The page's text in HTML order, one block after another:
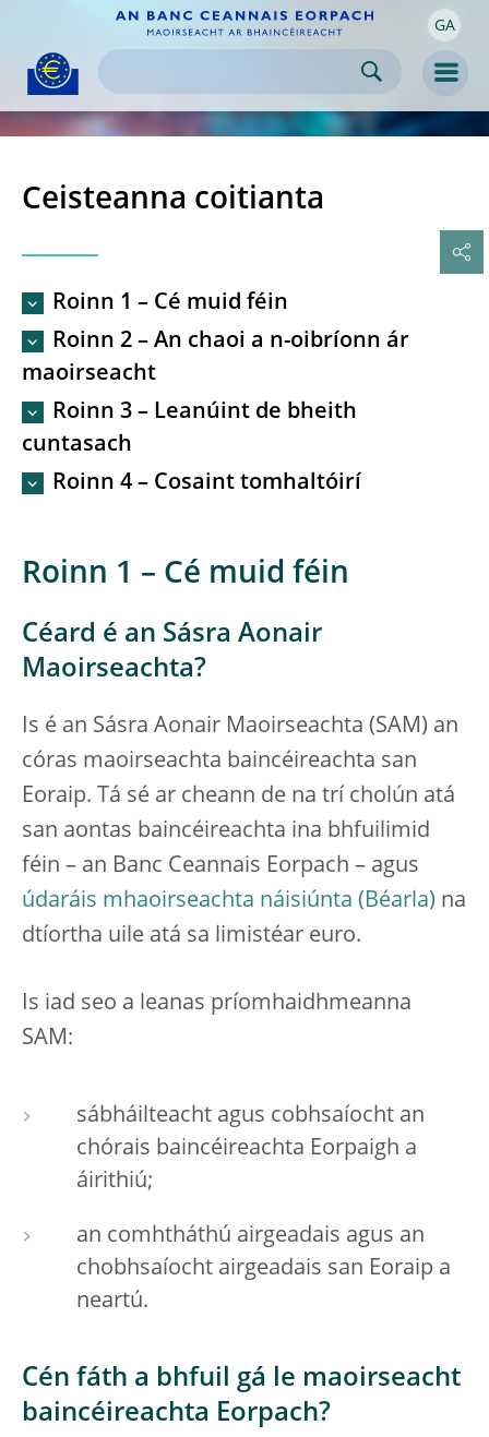
navigation content footer GA
Ceisteanna coitianta
Roinn 1 – Cé muid féin
Roinn 2 – An chaoi a n-oibríonn ár
maoirseacht
Roinn 3 – Leanúint de bheith
cuntasach
Roinn 4 – Cosaint tomhaltóirí
Roinn 1 – Cé muid féin
Céard é an Sásra Aonair
Maoirseachta?
Is é an Sásra Aonair Maoirseachta (SAM) an
córas maoirseachta baincéireachta san
Eoraip. Tá sé ar cheann de na trí cholún atá
san aontas baincéireachta ina bhfuilimid
féin – an Banc Ceannais Eorpach – agus
údaráis mhaoirseachta náisiúnta
na
dtíortha uile atá sa limistéar euro.
Is iad seo a leanas príomhaidhmeanna
SAM:
sábháilteacht agus cobhsaíocht an
chórais baincéireachta Eorpaigh a
áirithiú;
an comhtháthú airgeadais agus an
chobhsaíocht airgeadais san Eoraip a
neartú.
Cén fáth a bhfuil gá le maoirseacht
baincéireachta Eorpach?